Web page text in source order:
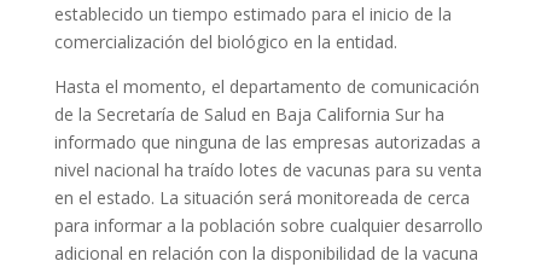
establecido un tiempo estimado para el inicio de la
comercialización del biológico en la entidad.
Hasta el momento, el departamento de comunicación
de la Secretaría de Salud en Baja California Sur ha
informado que ninguna de las empresas autorizadas a
nivel nacional ha traído lotes de vacunas para su venta
en el estado. La situación será monitoreada de cerca
para informar a la población sobre cualquier desarrollo
adicional en relación con la disponibilidad de la vacuna